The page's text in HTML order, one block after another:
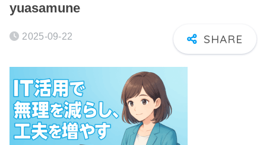
yuasamune
2025-09-22